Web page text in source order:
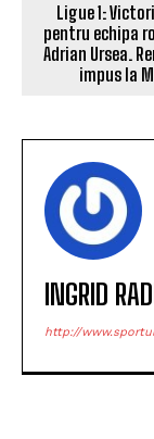
Ligue 1:
pentru echipa
Adrian Ursea.
impus la
INGRID
http://